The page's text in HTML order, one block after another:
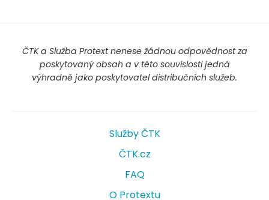
ČTK a Služba Protext nenese žádnou odpovědnost za
poskytovaný obsah a v této souvislosti jedná
výhradně jako poskytovatel distribučních služeb.
Služby ČTK
ČTK.cz
FAQ
O Protextu